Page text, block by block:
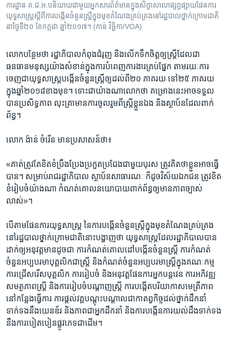
ការដ្ឋាន​ គ.ជ.អ.ប​និយាយជាមួយអ្នកសារព័ត៌មាន​ក្នុង​សិក្ខាសាលា​ផ្សព្វផ្សាយ​ផែនការ​
យុទ្ធសាស្រ្ត​ស្តីពី​ការបង្កើន​ចំនួន​ស្រ្តី​ក្នុង​មុខ​តំណែង​គ្រប់គ្រង​នៅ​រដ្ឋបាល​ថ្នាក់ក្រោម​ជាតិ
នា​ថ្ងៃទី​២០ ខែ​កក្កដា ឆ្នាំ​២០១៧។ (កាន់ វិច្ឆិកា/​VOA)
លោក​បន្ថែម​ថា​ ​រដ្ឋាភិបាល​កំពុង​ជំរុញ​ ​និង​លើក​ទឹកចិត្ត​ឲ្យស្រ្តី​ដែល​ជា​
ធនធាន​មនុស្ស​យ៉ាង​សំខាន់​ក្នុងការ​បំពេញ​ការងារ​គ្រប់ផ្នែក​ ​តាមរយៈ​ការ​
ចេញ​ជា​យុទ្ធសាស្រ្តបង្កើន​ចំនួនស្រ្តី​ឲ្យ​ដល់​ពី​២០ ភាគរយ​ ទៅ២៥ ភាគរយ
ក្នុង​ឆ្នាំ​២០១៨​ខាង​មុខ។​ ​ទោះ​ជា​យ៉ាង​ណា​លោក​ថា​ ​គម្រោង​នេះ​អាច​ទទួល​
បាន​ប្រសិទ្ធភាព​ ​លុះត្រាមាន​ការ​ចូលរួម​ពី​ស្រ្តី​ខ្លួនឯង និង​ស្ថាប័ន​ដែល​ពាក់
ព័ន្ធ។​
លោក​ ​ង៉ាន់ ចំរើន​ ​មាន​ប្រសាសន៍​ថា៖​
«គាត់​ត្រូវ​តែ​ខិត​ខំ​ប្រឹងប្រែង​ប្រកួត​ប្រជែង​ជាមួយ​បុរស​ ​ត្រូវ​គិត​ថា​ខ្លួន​អាច​ធ្វើ​
បាន។​ ​សម្រាប់​រាជរដ្ឋាភិបាល​ ​ស្ថាប័ន​សាធារណៈ​ ​ក៏​ដូច​វិស័យ​ឯកជន​ ​ត្រូវ​ខិត​
ខំរៀបចំ​យ៉ាងណា​ ​កំណត់​គោល​នយោបាយ​ពាក់ព័ន្ធ​ឲ្យ​មាន​ភាព​ច្បាស់​
លាស់»។​
​បើ​តាម​ផែនការ​យុទ្ធសាស្រ្ត​ ​នៃ​ការ​បង្កើន​ចំនួន​ស្រ្តី​ក្នុង​មុខ​តំណែង​គ្រប់គ្រង​
នៅ​រដ្ឋបាល​ថ្នាក់​ក្រោម​ជាតិ​នោះ​បង្ហាញ​ថា​ ​យុទ្ធសាស្រ្ត​ដែល​រដ្ឋាភិបាល​បាន​
ដាក់​ឲ្យ​អនុវត្ត​មាន​ដូច​ជា​ ​ការ​កំណត់​គោលដៅ​បង្កើន​ចំនួន​ស្រ្តី​ ​ការ​កំណត់​
ចំនួន​អប្បបរមា​បុគ្គលិក​ជា​ស្រ្តី​ ​និង​កំណត់​ចំនួន​អប្បបរមា​ស្រ្តី​ក្នុង​គណៈ​កម្ម
ការ​ជ្រើស​រើស​បុគ្គលិក​ ​ការរៀបចំ​ ​និង​អនុវត្ត​ផែនការ​អ្នកបន្តវេន​ ​ការ​អភិវឌ្ឍ​
សមត្ថភាព​ស្រ្តី​ ​និង​ការ​រៀបចំ​បណ្តាញ​ស្រ្តី​ ​ការ​បង្កើត​បរិយាកាស​មេត្រីភាព​
នៅ​កន្លែង​ធ្វើការ​ ​ការ​ផ្តល់​វគ្គ​បណ្តុះ​បណ្តាល​ជា​កាតព្វកិច្ច​ដល់​ថ្នាក់​ដឹកនាំ​
ទាក់ទង​នឹង​យេនឌ័រ​ ​និង​ភាព​ជាអ្នកដឹកនាំ​ ​និង​ការ​បង្កើន​ការ​យល់​ដឹង​ទាក់​ទង​
នឹង​ការ​បៀតបៀន​ផ្លូវ​ភេទ​ជា​ដើម។​